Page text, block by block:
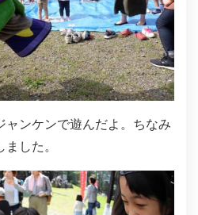
ャンケンで遊んだよ。ちなみ
した。